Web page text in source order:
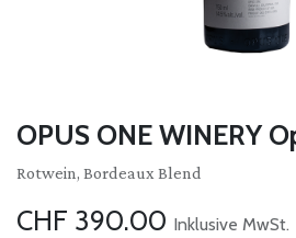
OPUS ONE WINERY
Rotwein, Bordeaux Blend
CHF 390.00 Inklusive MwSt.